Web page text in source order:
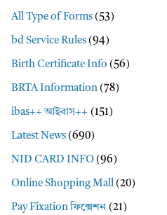
All Type of Forms (53)
bd Service Rules (94)
Birth Certificate Info (56)
BRTA Information (78)
ibas++ আইবাস++ (151)
Latest News (690)
NID CARD INFO (96)
Online Shopping Mall (20)
Pay Fixation ফিক্সেশন (21)